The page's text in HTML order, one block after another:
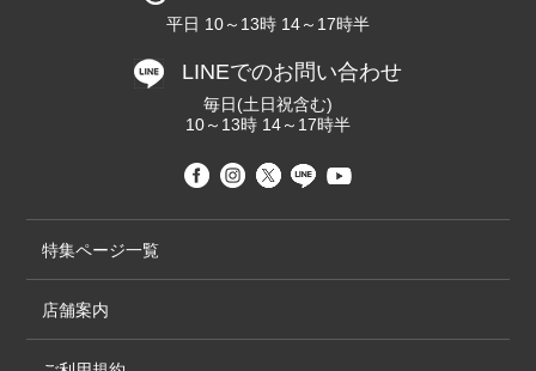
平日 10～13時 14～17時半
LINEでのお問い合わせ
毎日(土日祝含む)
10～13時 14～17時半
特集ページ一覧
店舗案内